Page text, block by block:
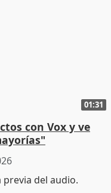
01:31
con Vox y ve